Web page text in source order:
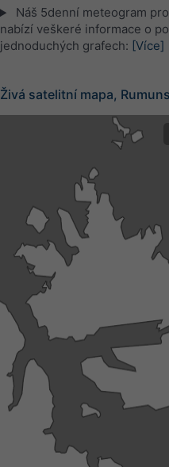
Náš 5denní meteogram
nabízí veškeré informace o
jednoduchých grafech: [Více]
Živá satelitní mapa,